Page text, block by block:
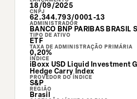
18/09/2025
CNPJ
62.344.793/0001-13
ADMINISTRADOR
BANCO BNP PARIBAS BRASIL
TIPO DE ATIVO
ETF
TAXA DE ADMINISTRAÇÃO PRIMÁRIA
0,20%
ÍNDICE
iBoxx USD Liquid Investment
Hedge Carry Index
PROVEDOR DO ÍNDICE
S&P
REGIÃO
Brasil